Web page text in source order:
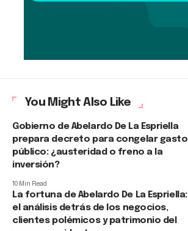
You Might Also Like
Gobierno de Abelardo De La Espriella
prepara decreto para congelar gasto
público: ¿austeridad o freno a la
inversión?
10 Min Read
La fortuna de Abelardo De La Espriella:
el análisis detrás de los negocios,
clientes polémicos y patrimonio del